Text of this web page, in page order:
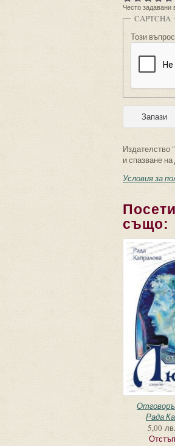
Често задавани
CAPTCHA
Този
Издателство
и спазване
Условия за
също:
Рада
5,00